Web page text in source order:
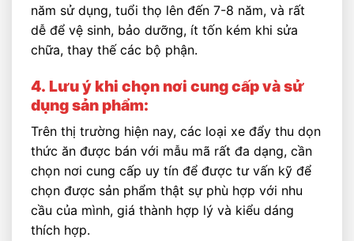
năm sử dụng, tuổi thọ lên đến 7-8 năm, và rất
dễ để vệ sinh, bảo dưỡng, ít tốn kém khi sửa
chữa, thay thế các bộ phận.
4. Lưu ý khi chọn nơi cung cấp và sử
dụng sản phẩm:
Trên thị trường hiện nay, các loại xe đẩy thu dọn
thức ăn được bán với mẫu mã rất đa dạng, cần
chọn nơi cung cấp uy tín để được tư vấn kỹ để
chọn được sản phẩm thật sự phù hợp với nhu
cầu của mình, giá thành hợp lý và kiểu dáng
thích hợp.